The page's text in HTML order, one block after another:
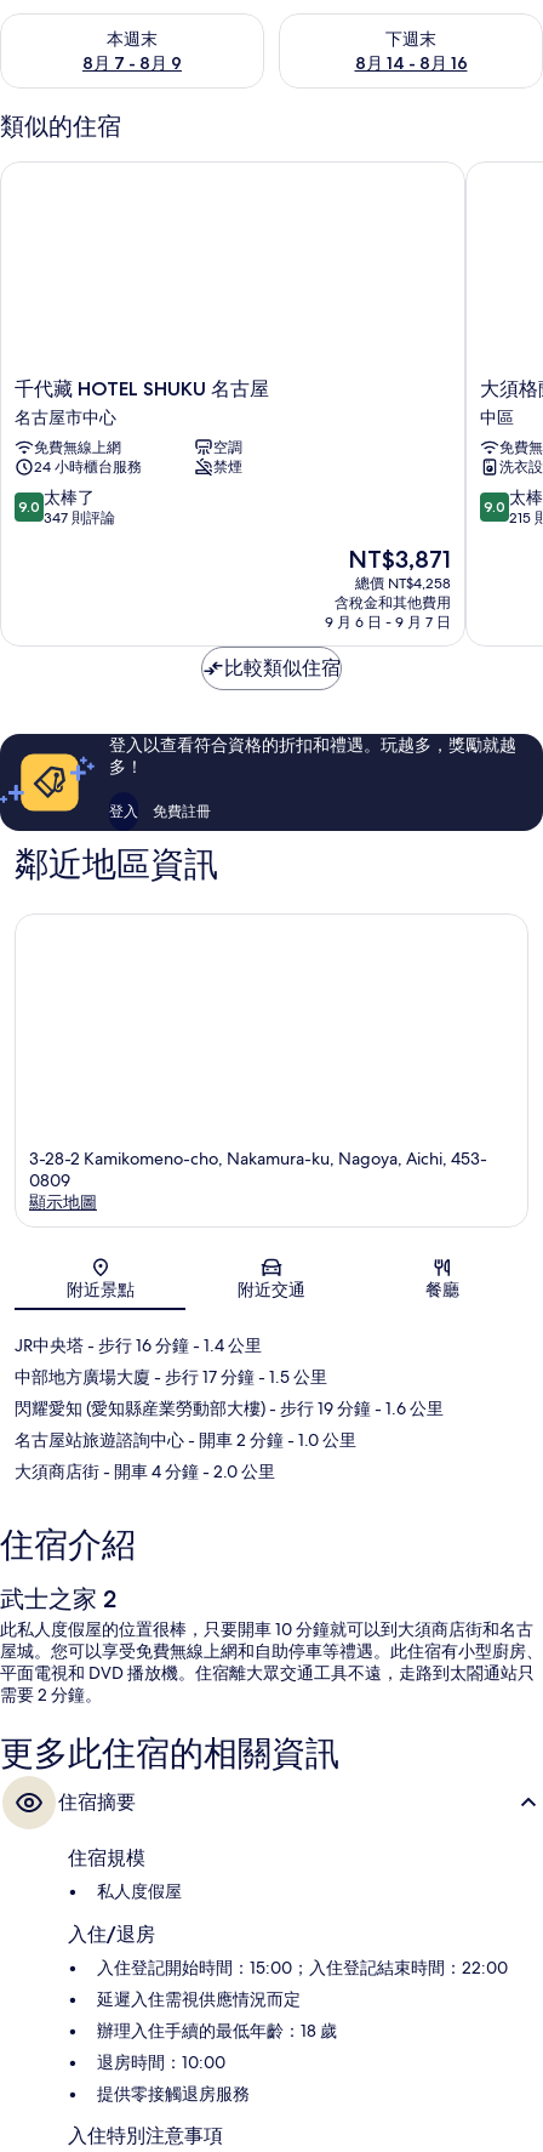
本週末
8月 7 - 8月 9
查看本週末 (8月 7 - 8月 9) 的供應情況
下週末
8月 14 - 8月 16
查看下週末 (8月 14 - 8月 16)
類似的住宿
千
代
藏
HOTEL
SHUKU
名
古
中
千代藏 HOTEL SHUKU 名古屋
名古屋市中心
免費無線上網
空調
24 小時櫃台服務
禁煙
9.0
分，
棒
評
論
9.0 太棒了
347 則評論
現
在
價
格
為
NT$3,871
總價 NT$4,258
含稅金和其他費用
9 月 6 日 - 9 月 7 日
千代藏 HOTEL SHUKU 名古屋
大
須
格
蘭
德
貝
斯
大須
中區
免費
洗衣
9.0
分，
棒
評
論
9.0 太
215
大須格
比較類似住宿
登入以查看符合資格的折扣和禮遇。玩越多，獎勵就越
多！
登入 免費註冊
鄰近地區資訊
3-28-2 Kamikomeno-cho, Nakamura-ku, Nagoya, Aichi, 453-
0809
顯示地圖
附近景點 附近交通 餐廳
JR中央塔- 步行 16 分鐘- 1.4 公里
中部地方廣場大廈 - 步行 17 分鐘- 1.5 公里
閃耀愛知 (愛知縣産業勞動部大樓)- 步行 19 分鐘- 1.6 公里
名古屋站旅遊諮詢中心- 開車 2 分鐘- 1.0 公里
大須商店街- 開車 4 分鐘- 2.0 公里
住宿介紹
武士之家 2
此私人度假屋的位置很棒，只要開車 10 分鐘就可以到大須商店街和名古
屋城。您可以享受免費無線上網和自助停車等禮遇。此住宿有小型廚房、
平面電視和 DVD 播放機。住宿離大眾交通工具不遠，走路到太閤通站只
需要 2 分鐘。
更多此住宿的相關資訊
住宿摘要
住宿規模
私人度假屋
入住/退房
入住登記開始時間：15:00；入住登記結束時間：22:00
延遲入住需視供應情況而定
辦理入住手續的最低年齡：18 歲
退房時間：10:00
提供零接觸退房服務
入住特別注意事項